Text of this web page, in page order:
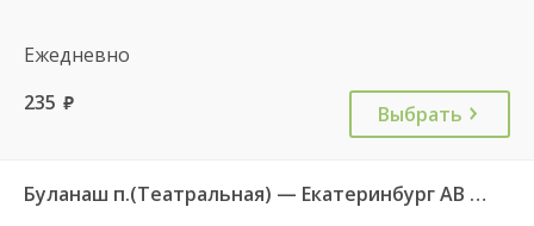
Ежедневно
235 руб. Выбрать
Буланаш п.(Театральная) — Екатеринбург АВ Северный 523